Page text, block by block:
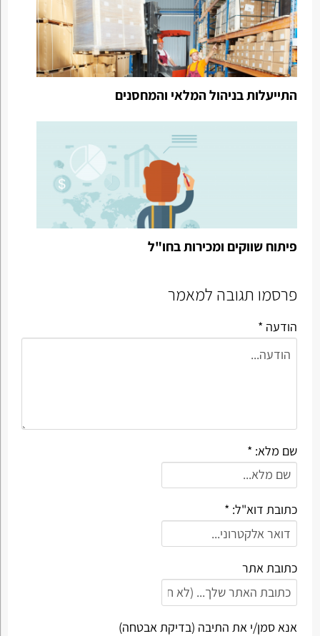
התייעלות בניהול המלאי והמחסנים
פיתוח שווקים ומכירות בחו"ל
פרסמו תגובה למאמר
הודעה *
שם מלא: *
כתובת דוא"ל: *
כתובת אתר
אנא סמן/י את התיבה (בדיקת אבטחה)